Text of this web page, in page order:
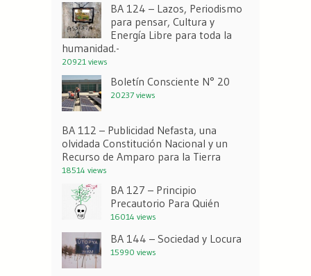
BA 124 – Lazos, Periodismo
para pensar, Cultura y
Energía Libre para toda la
humanidad.-
20921 views
Boletín Consciente N° 20
20237 views
BA 112 – Publicidad Nefasta, una
olvidada Constitución Nacional y un
Recurso de Amparo para la Tierra
18514 views
BA 127 – Principio
Precautorio Para Quién
16014 views
BA 144 – Sociedad y Locura
15990 views